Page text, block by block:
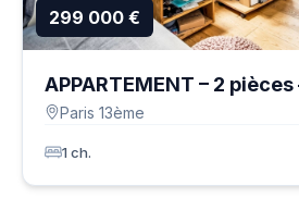
299 000 €
APPARTEMENT – 2 pièces
Paris 13ème
1 ch.